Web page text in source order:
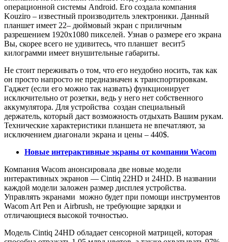
операционной системы Android. Его создала компания
Kouziro – известный производитель электроники. Данный
планшет имеет 22– дюймовый экран с приличным
разрешением 1920x1080 пикселей. Узнав о размере его экрана
Вы, скорее всего не удивитесь, что планшет весит5
килограмми имеет внушительные габариты.
Не стоит переживать о том, что его неудобно носить, так как
он просто напросто не предназначен к транспортировкам.
Гаджет (если его можно так назвать) функционирует
исключительно от розетки, ведь у него нет собственного
аккумулятора. Для устройства создан специальный
держатель, который даст возможность отдыхать Вашим рукам.
Технические характеристики планшета не впечатляют, за
исключением диагонали экрана и цены – 440$.
Новые интерактивные экраны от компании Wacom
Компания Wacom анонсировала две новые модели
интерактивных экранов — Cintiq 22HD и 24HD. В названии
каждой модели заложен размер дисплея устройства.
Управлять экранами можно будет при помощи инструментов
Wacom Art Pen и Airbrush, не требующие зарядки и
отличающиеся высокой точностью.
Модель Cintiq 24HD обладает сенсорной матрицей, которая